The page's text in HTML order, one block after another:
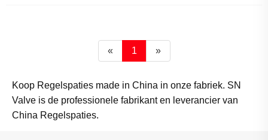
« 1 »
Koop Regelspaties made in China in onze fabriek. SN
Valve is de professionele fabrikant en leverancier van
China Regelspaties.